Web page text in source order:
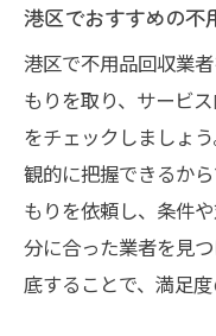
不用品回収
信頼できる
港区で安心
不用品回収
危険な不用
不用品回収
港区の粗大ゴミ
港区でおすすめの不
港区で不用品回収業
もりを取り、サービ
をチェックしましょ
観的に把握できるか
もりを依頼し、条件
分に合った業者を見
底することで、満足